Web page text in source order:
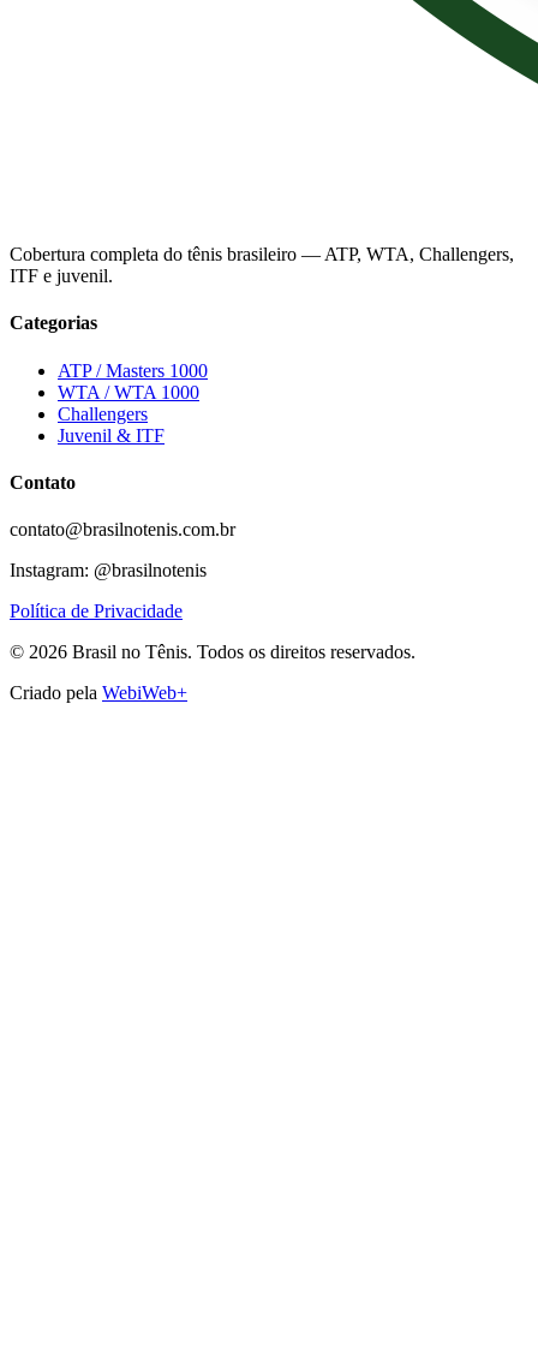
Cobertura completa do tênis brasileiro — ATP, WTA, Challengers,
ITF e juvenil.
Categorias
ATP / Masters 1000
WTA / WTA 1000
Challengers
Juvenil & ITF
Contato
contato@brasilnotenis.com.br
Instagram: @brasilnotenis
Política de Privacidade
© 2026 Brasil no Tênis. Todos os direitos reservados.
Criado pela WebiWeb+